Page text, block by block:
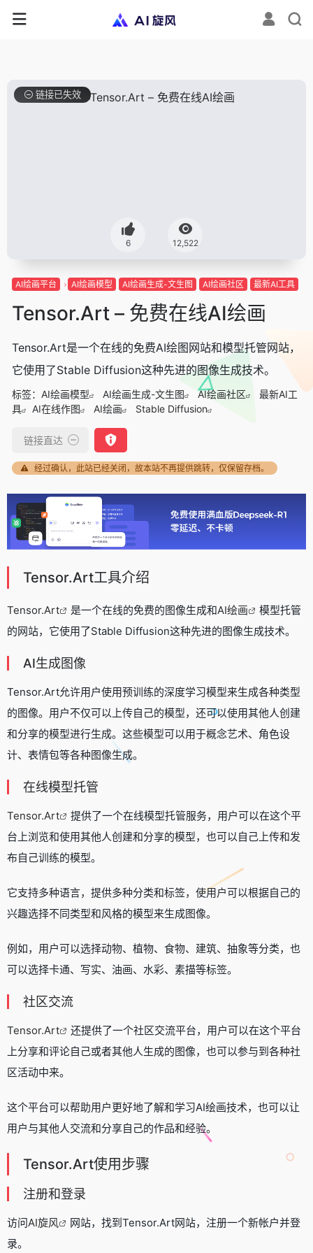
6 12,522
链接已失效
AI绘画平台 AI绘画模型 AI绘画生成-文生图 AI绘画社区 最新AI工具
Tensor.Art – 免费在线AI绘画
Tensor.Art是一个在线的免费AI绘图网站和模型托管网站，
它使用了Stable Diffusion这种先进的图像生成技术。
标签： AI绘画模型 AI绘画生成-文生图 AI绘画社区
最新AI工
具
AI在线作图 AI绘画 Stable Diffusion
链接直达
经过确认，此站已经关闭，故本站不再提供跳转，仅保留存档。
Tensor.Art工具介绍
Tensor.Art 是一个在线的免费的图像生成和AI绘画
模型托管
的网站，它使用了Stable Diffusion这种先进的图像生成技术。
AI生成图像
Tensor.Art允许用户使用预训练的深度学习模型来生成各种类型
的图像。用户不仅可以上传自己的模型，还可以使用其他人创建
和分享的模型进行生成。这些模型可以用于概念艺术、角色设
计、表情包等各种图像生成。
在线模型托管
Tensor.Art
提供了一个在线模型托管服务，用户可以在这个平
台上浏览和使用其他人创建和分享的模型，也可以自己上传和发
布自己训练的模型。
它支持多种语言，提供多种分类和标签，使用户可以根据自己的
兴趣选择不同类型和风格的模型来生成图像。
例如，用户可以选择动物、植物、食物、建筑、抽象等分类，也
可以选择卡通、写实、油画、水彩、素描等标签。
社区交流
Tensor.Art
还提供了一个社区交流平台，用户可以在这个平台
上分享和评论自己或者其他人生成的图像，也可以参与到各种社
区活动中来。
这个平台可以帮助用户更好地了解和学习AI绘画技术，也可以让
用户与其他人交流和分享自己的作品和经验。
Tensor.Art使用步骤
注册和登录
访问AI旋风
网站，找到Tensor.Art网站，注册一个新帐户并登
录。